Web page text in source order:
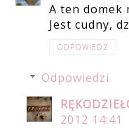
A ten domek
Jest cudny,
ODPOWIEDZ
Odpowiedzi
2012 14:41